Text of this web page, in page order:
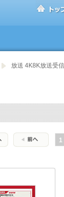
放送 4K8K放送受
1